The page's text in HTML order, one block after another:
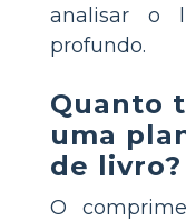
analisar o
profundo.
Quanto
uma
de livro?
O